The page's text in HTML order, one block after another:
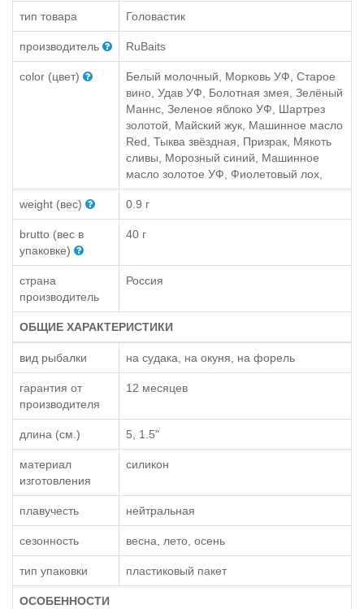
тип товара Головастик
производитель RuBaits
color (цвет)
Белый молочный, Морковь УФ, Старое
вино, Удав УФ, Болотная змея, Зелёный
Маннс, Зеленое яблоко УФ, Шартрез
золотой, Майский жук, Машинное масло
Red, Тыква звёздная, Призрак, Мякоть
сливы, Морозный синий, Машинное
масло золотое УФ, Фиолетовый лох,
weight (вес) 0.9 г
brutto (вес в
упаковке)
40 г
страна
производитель
Россия
ОБЩИЕ ХАРАКТЕРИСТИКИ
вид рыбалки на судака, на окуня, на форель
гарантия от
производителя
12 месяцев
длина (см.) 5, 1.5"
материал
изготовления
силикон
плавучесть нейтральная
сезонность весна, лето, осень
тип упаковки пластиковый пакет
ОСОБЕННОСТИ